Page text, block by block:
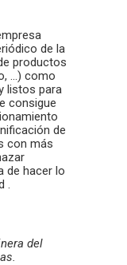
de la
productos
…) como
listos para
consigue
de
con más
de hacer lo
.
del